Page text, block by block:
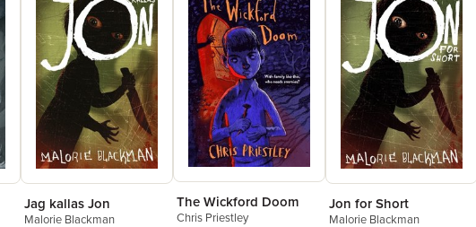
Jag kallas Jon
Malorie Blackman
The Wickford Doom
Chris Priestley
Jon for Short
Malorie Blackman